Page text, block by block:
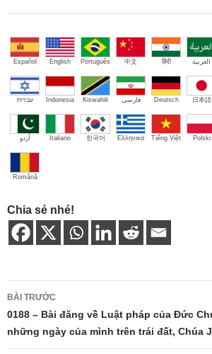
Español English Português 中文 हिंदी العربية
עברית Indonesia Kiswahili فارسی Deutsch 日本語
اُردو Italiano 한국어 Ελληνικά Tiếng Việt Polski
Română
Chia sẻ nhé!
Điều
hướng
bài
BÀI TRƯỚC
0188 – Bài đăng về Luật pháp của Đức
những ngày của mình trên trái đất, Chúa